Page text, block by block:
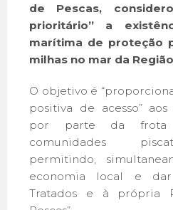
de Pescas,
prioritário” a
marítima de proteção
milhas no mar da
O objetivo é
positiva de acesso”
por parte da frota
comunidades
permitindo,
economia local e
Tratados e à própria